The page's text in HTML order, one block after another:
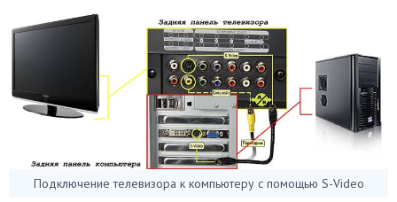
Подключение телевизора к компьютеру с помощью S-Video